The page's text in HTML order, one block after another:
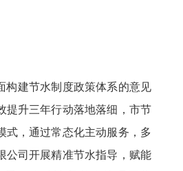
构建节水制度政策体系的意见
提升三年行动落地落细，市节
式，通过常态化主动服务，多
公司开展精准节水指导，赋能